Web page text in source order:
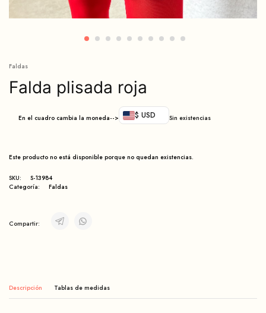
Faldas
Falda plisada roja
En el cuadro cambia la moneda--> $ USD Sin existencias
Este producto no está disponible porque no quedan existencias.
SKU:
S-13984
Categoría:
Faldas
Compartir:
Descripción